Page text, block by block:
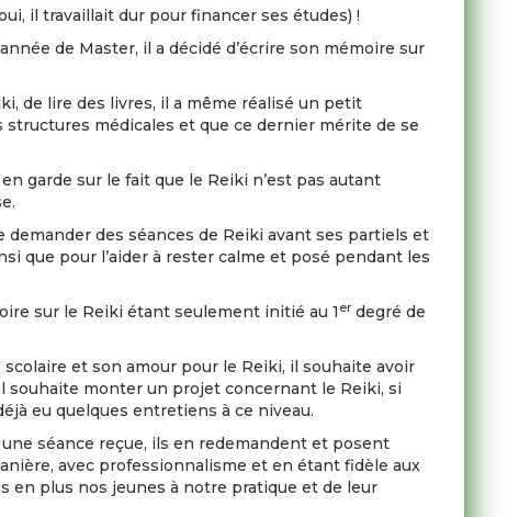
il travaillait dur pour financer ses études) !
année de Master, il a décidé d’écrire son mémoire sur
de lire des livres, il a même réalisé un petit
structures médicales et que ce dernier mérite de se
garde sur le fait que le Reiki n’est pas autant
demander des séances de Reiki avant ses partiels et
que pour l’aider à rester calme et posé pendant les
sur le Reiki étant seulement initié au 1 er degré de
et son amour pour le Reiki, il souhaite avoir
souhaite monter un projet concernant le Reiki, si
eu quelques entretiens à ce niveau.
séance reçue, ils en redemandent et posent
avec professionnalisme et en étant fidèle aux
en plus nos jeunes à notre pratique et de leur